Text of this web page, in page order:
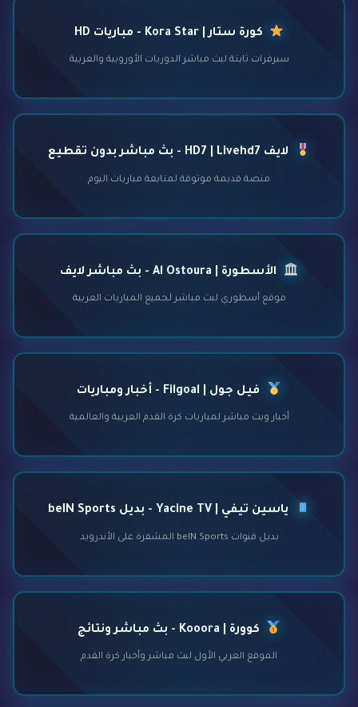
كورة ستار | Kora Star - مباريات HD
سيرفرات ثابتة لبث مباشر الدوريات الأوروبية والعربية
لايف HD7 | Livehd7 - بث مباشر بدون تقطيع
منصة قديمة موثوقة لمتابعة مباريات اليوم
الأسطورة | Al Ostoura - بث مباشر لايف
موقع أسطوري لبث مباشر لجميع المباريات العربية
فيل جول | Filgoal - أخبار ومباريات
أخبار وبث مباشر لمباريات كرة القدم العربية والعالمية
ياسين تيفي | Yacine TV - بديل beIN Sports
بديل قنوات beIN Sports المشفرة على الأندرويد
كوورة | Kooora - بث مباشر ونتائج
الموقع العربي الأول لبث مباشر وأخبار كرة القدم